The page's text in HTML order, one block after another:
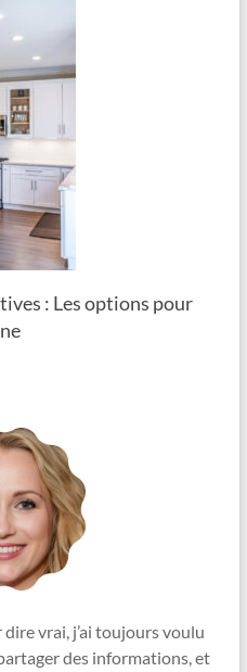
: Les options pour
dire vrai, j’ai toujours voulu
des informations, et